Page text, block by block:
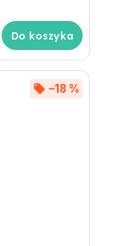
Do koszyka
–18 %